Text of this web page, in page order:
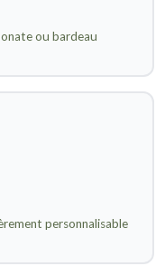
ou bardeau
personnalisable